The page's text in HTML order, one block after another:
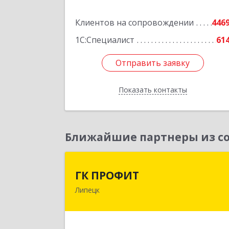
Клиентов на сопровождении
1С:Специалист
Отправить заявку
Показать контакты
Отправить заявку
Назад
Ближайшие партнеры из
ГК ПРОФИТ
Липецк398001, Липецкая обл, Липецк г,